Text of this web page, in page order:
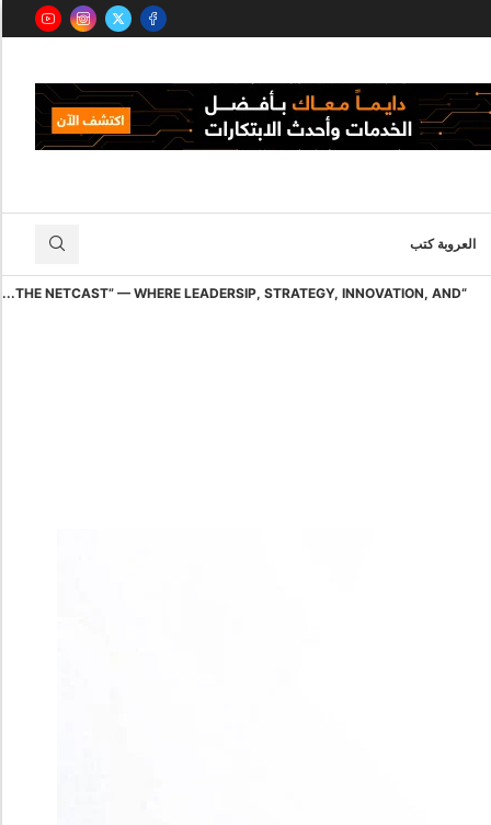
العروبة كتب
“THE NETCAST” — WHERE LEADERSIP, STRATEGY, INNOVATION, AND...